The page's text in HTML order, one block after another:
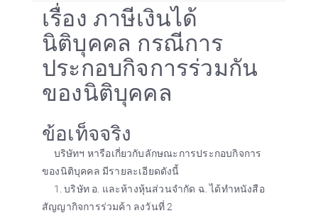
เรื่อง ภาษีเงินได้
นิติบุคคล กรณีการ
ประกอบกิจการร่วมกัน
ของนิติบุคคล
ข้อเท็จจริง
บริษัทฯ หารือเกี่ยวกับลักษณะการประกอบกิจการ
ของนิติบุคคล มีรายละเอียดดังนี้
1. บริษัท อ. และห้างหุ้นส่วนจำกัด ฉ. ได้ทำหนังสือ
สัญญากิจการร่วมค้า ลงวันที่ 2